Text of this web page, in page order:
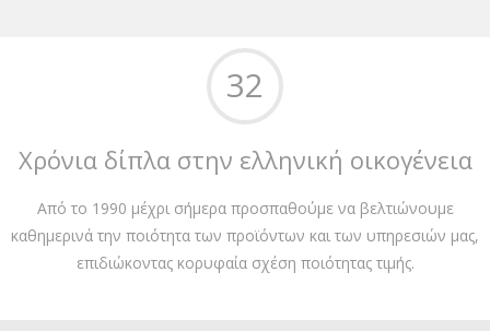
32
Χρόνια δίπλα στην ελληνική οικογένεια
Από το 1990 μέχρι σήμερα προσπαθούμε να βελτιώνουμε
καθημερινά την ποιότητα των προϊόντων και των υπηρεσιών μας,
επιδιώκοντας κορυφαία σχέση ποιότητας τιμής.